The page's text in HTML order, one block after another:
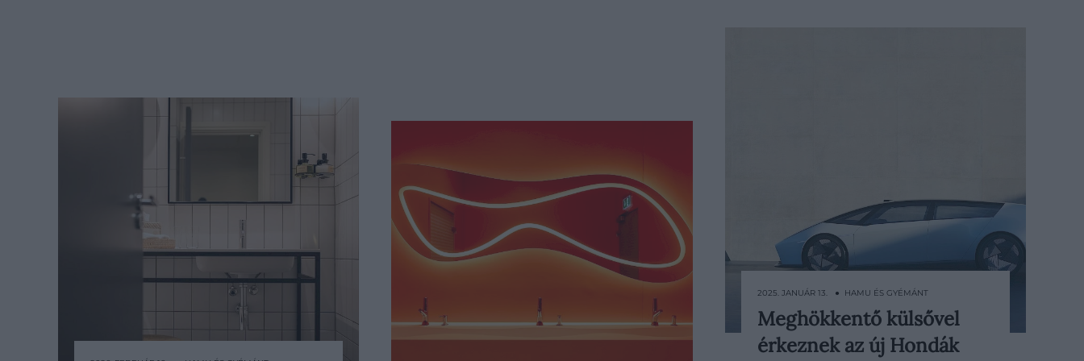
A japán autómárka a Las Vegas-i CES
2025 kiállításon bemutatta két
2025. JANUÁR 13. ● HAMU ÉS GYÉMÁNT
Meghökkentő külsővel
érkeznek az új Hondák